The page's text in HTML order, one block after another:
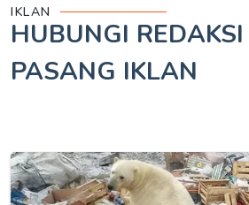
IKLAN
HUBUNGI
PASANG IKLAN